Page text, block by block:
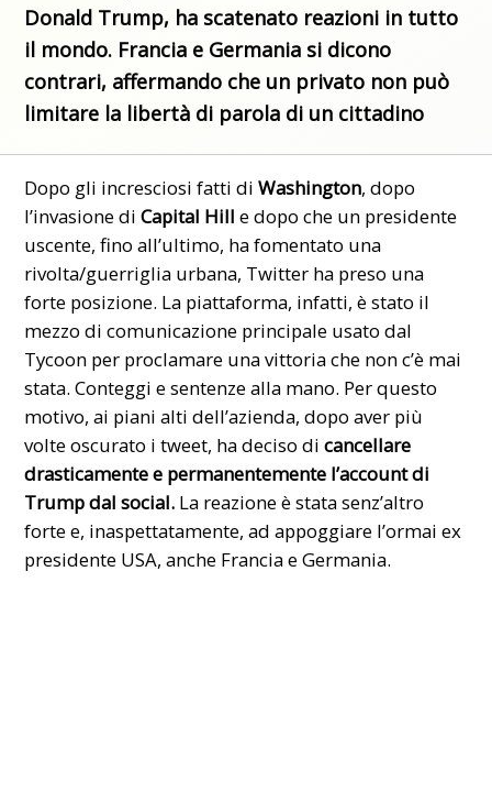
Donald Trump, ha scatenato reazioni in tutto
il mondo. Francia e Germania si dicono
contrari, affermando che un privato non può
limitare la libertà di parola di un cittadino
Dopo gli incresciosi fatti diWashington, dopo
l’invasione diCapital Hill e dopo che un presidente
uscente, fino all’ultimo, ha fomentato una
rivolta/guerriglia urbana, Twitter ha preso una
forte posizione. La piattaforma, infatti, è stato il
mezzo di comunicazione principale usato dal
Tycoon per proclamare una vittoria che non c’è mai
stata. Conteggi e sentenze alla mano. Per questo
motivo, ai piani alti dell’azienda, dopo aver più
volte oscurato itweet, ha deciso dicancellare
drasticamente e permanentemente l’account di
Trump dal social. La reazione è stata senz’altro
forte e, inaspettatamente, ad appoggiare l’ormai ex
presidente USA, anche Francia e Germania.